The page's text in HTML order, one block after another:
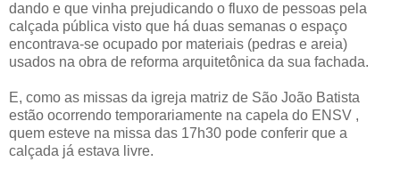
dando e que vinha prejudicando o fluxo de pessoas pela
calçada pública visto que há duas semanas o espaço
encontrava-se ocupado por materiais (pedras e areia)
usados na obra de reforma arquitetônica da sua fachada.
E, como as missas da igreja matriz de São João Batista
estão ocorrendo temporariamente na capela do ENSV ,
quem esteve na missa das 17h30 pode conferir que a
calçada já estava livre.